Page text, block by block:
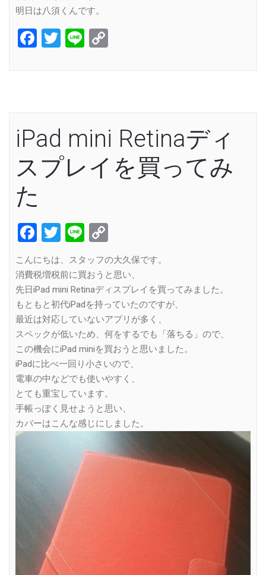
明日は八須くんです。
Facebook
Twitter
Line
iPad mini Retinaディ
スプレイを買ってみ
た
Facebook
Twitter
Line
Link
こんにちは、スタッフの大久保です。
消費税増税前に買おうと思い、
先日iPad mini Retinaディスプレイを買ってみました。
もともと初代iPadを持っていたのですが、
最近は対応していないアプリが多く、
スペックが低いため、何をするでも「落ちる」ので、
この機会にiPad miniを買おうと思いました。
iPadに比べ一回り小さいので、
電車の中などでも使いやすく、
とても重宝しています。
手帳っぽく見せようと思い、
カバーはこんな感じにしました。